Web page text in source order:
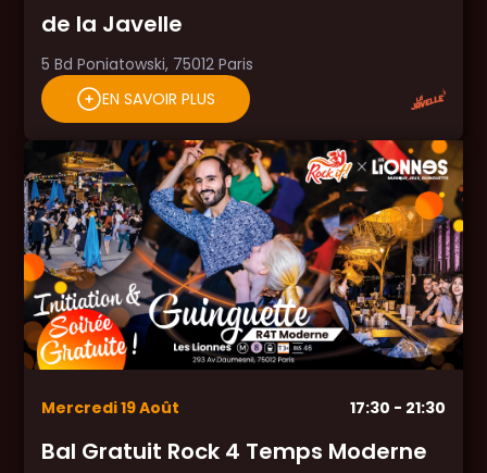
de la Javelle
5 Bd Poniatowski, 75012 Paris
EN SAVOIR PLUS
Mercredi19Août 17:30 - 21:30
Bal Gratuit Rock 4 Temps Moderne